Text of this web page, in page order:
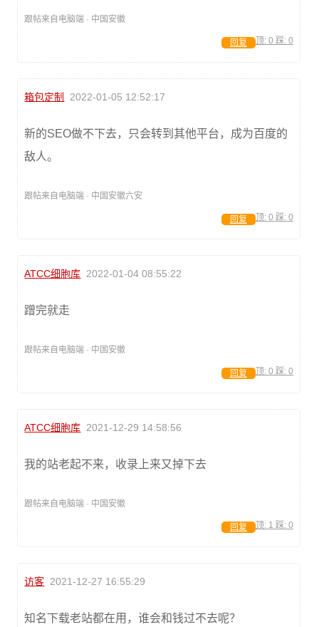
跟帖来自电脑端 · 中国安徽
顶: 0 踩: 0
回复
箱包定制 2022-01-05 12:52:17
新的SEO做不下去，只会转到其他平台，成为百度的
敌人。
跟帖来自电脑端 · 中国安徽六安
顶: 0 踩: 0
回复
ATCC细胞库 2022-01-04 08:55:22
蹭完就走
跟帖来自电脑端 · 中国安徽
顶: 0 踩: 0
回复
ATCC细胞库 2021-12-29 14:58:56
我的站老起不来，收录上来又掉下去
跟帖来自电脑端 · 中国安徽
顶: 1 踩: 0
回复
访客 2021-12-27 16:55:29
知名下载老站都在用，谁会和钱过不去呢？